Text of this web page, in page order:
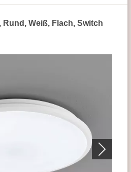
Rund, Weiß, Flach, Switch